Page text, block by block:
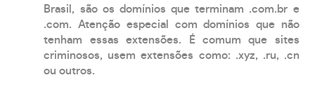
Brasil, são os domínios que terminam .com.br e
.com. Atenção especial com domínios que não
tenham essas extensões. É comum que sites
criminosos, usem extensões como: .xyz, .ru, .cn
ou outros.